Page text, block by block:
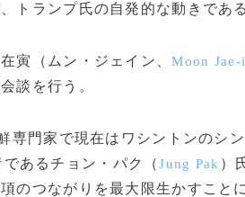
トランプ氏の自発的な動きであ
寅（ムン・ジェイン、Moon Jae-
談を行う。
専門家で現在はワシントンのシ
であるチョン・パク（Jung Pak ）
のつながりを最大限生かすこと